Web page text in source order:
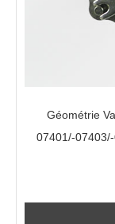
Géométrie
07401/-